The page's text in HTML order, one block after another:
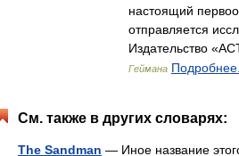
настоящий
отправляется
Издательство
Геймана
См. также в других словарях:
The Sandman — Иное название